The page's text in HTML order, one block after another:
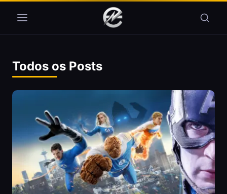
Todos os Posts